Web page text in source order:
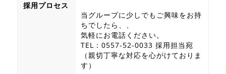
採用プロセス
当グループに少しでもご興味をお持
ちでしたら、、
気軽にお電話ください。
TEL：0557-52-0033 採用担当宛
（親切丁寧な対応を心がけておりま
す）